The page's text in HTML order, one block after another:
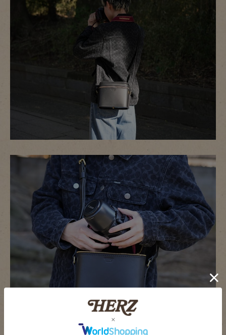
旅先の美しい景色を逃さないために。